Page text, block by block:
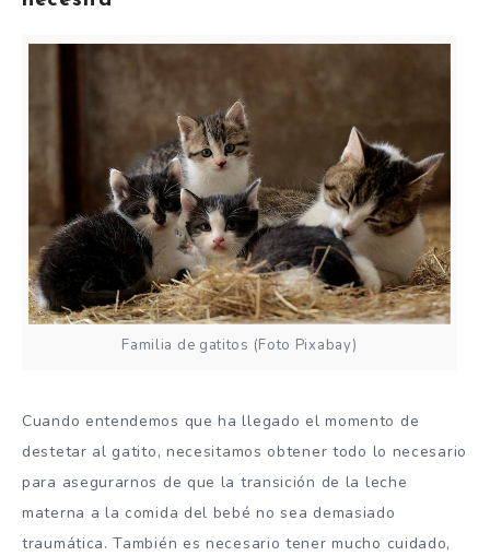
Familia de gatitos (Foto Pixabay)
Cuando entendemos que ha llegado el momento de
destetar al gatito, necesitamos obtener todo lo necesario
para asegurarnos de que la transición de la leche
materna a la comida del bebé no sea demasiado
traumática. También es necesario tener mucho cuidado,